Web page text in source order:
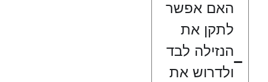
האם אפשר
לתקן את
הנזילה לבד
ולדרוש את